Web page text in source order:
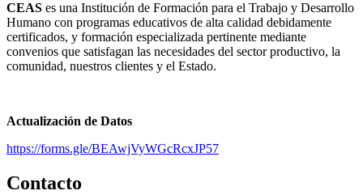
CEAS es una Institución de Formación para el Trabajo y Desarrollo
Humano con programas educativos de alta calidad debidamente
certificados, y formación especializada pertinente mediante
convenios que satisfagan las necesidades del sector productivo, la
comunidad, nuestros clientes y el Estado.
Actualización de Datos
https://forms.gle/BEAwjVyWGcRcxJP57
Contacto